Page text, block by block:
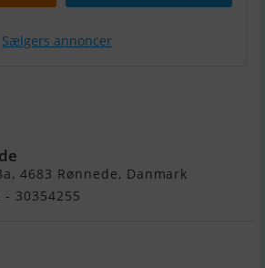
Sælgers annoncer
4683 Rønnede, Danmark
30354255